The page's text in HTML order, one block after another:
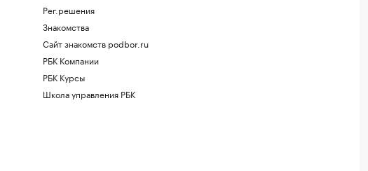
Рег.решения
Знакомства
Сайт знакомств podbor.ru
РБК Компании
РБК Курсы
Школа управления РБК